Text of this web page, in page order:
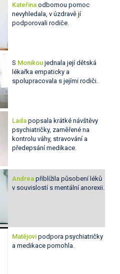
Kateřina odbornou pomoc
nevyhledala, v úzdravě jí
podporovali rodiče.
S Monikoujednala její dětská
lékařka empaticky a
spolupracovala s jejími rodiči.
Ladapopsala krátké návštěvy
psychiatričky, zaměřené na
kontrolu váhy, stravování a
předepsání medikace.
Andrea přiblížila působení léků
v souvislostí s mentální anorexii.
Matějovi podpora psychiatričky
a medikace pomohla.